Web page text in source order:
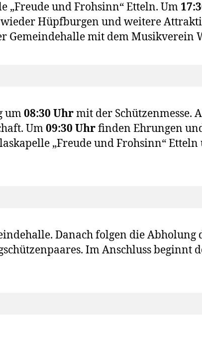
„Freu­de und Froh­sinn“ Etteln. Um
wie­der Hüpf­bur­gen und wei­te­re
Gemein­de­hal­le mit dem Musik­ver­ein
um08:30 Uhrmit der Schüt­zen­mes­se.
Um09:30 Uhrfin­den Ehrun­gen
„Freu­de und Froh­sinn“
Danach fol­gen die Abho­lung
Im Anschluss beginnt